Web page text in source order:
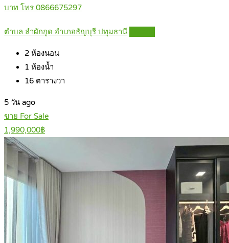
บาท โทร 0866675297
ตำบล ลำผักกูด อำเภอธัญบุรี ปทุมธานี
2 ห้องนอน
1 ห้องน้ำ
16 ตารางวา
5 วัน ago
ขาย For Sale
1,990,000฿